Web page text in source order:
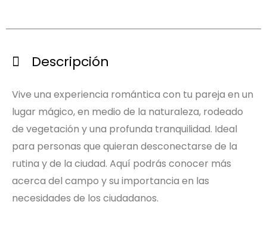
Descripción
Vive una experiencia romántica con tu pareja en un
lugar mágico, en medio de la naturaleza, rodeado
de vegetación y una profunda tranquilidad. Ideal
para personas que quieran desconectarse de la
rutina y de la ciudad. Aquí podrás conocer más
acerca del campo y su importancia en las
necesidades de los ciudadanos.